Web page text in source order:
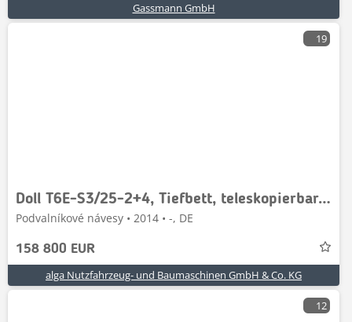
Gassmann GmbH
19
Doll T6E-S3/25-2+4, Tiefbett, teleskopierbar,80to. NL
Podvalníkové návesy • 2014 • -, DE
158 800 EUR
alga Nutzfahrzeug- und Baumaschinen GmbH & Co. KG
12